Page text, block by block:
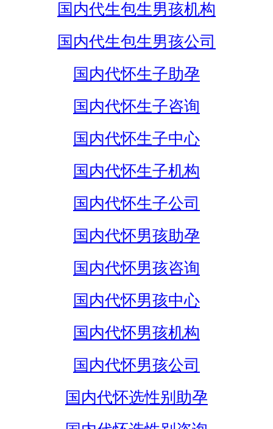
国内代生包生男孩机构
国内代生包生男孩公司
国内代怀生子助孕
国内代怀生子咨询
国内代怀生子中心
国内代怀生子机构
国内代怀生子公司
国内代怀男孩助孕
国内代怀男孩咨询
国内代怀男孩中心
国内代怀男孩机构
国内代怀男孩公司
国内代怀选性别助孕